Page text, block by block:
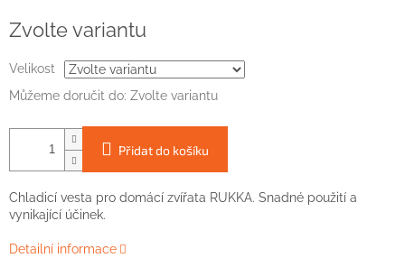
cena:
Zvolte variantu
Velikost
Můžeme doručit do: Zvolte variantu
Přidat do košíku
Chladicí vesta pro domácí zvířata RUKKA. Snadné použití a
vynikající účinek.
Detailní informace